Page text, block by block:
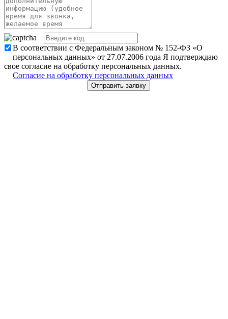
В соответствии с Федеральным законом № 152-ФЗ «О
персональных данных» от 27.07.2006 года Я подтверждаю
свое согласие на обработку персональных данных.
Согласие на обработку персональных данных